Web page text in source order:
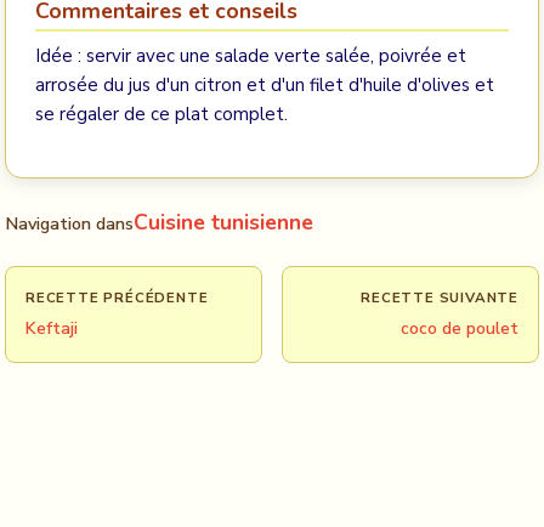
Commentaires et conseils
Idée : servir avec une salade verte salée, poivrée et
arrosée du jus d'un citron et d'un filet d'huile d'olives et
se régaler de ce plat complet.
Navigation dansCuisine tunisienne
RECETTE PRÉCÉDENTE
Keftaji
RECETTE SUIVANTE
coco de poulet